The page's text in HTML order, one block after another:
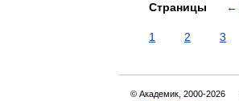
Страницы ←
1 2 3
© Академик, 2000-2026